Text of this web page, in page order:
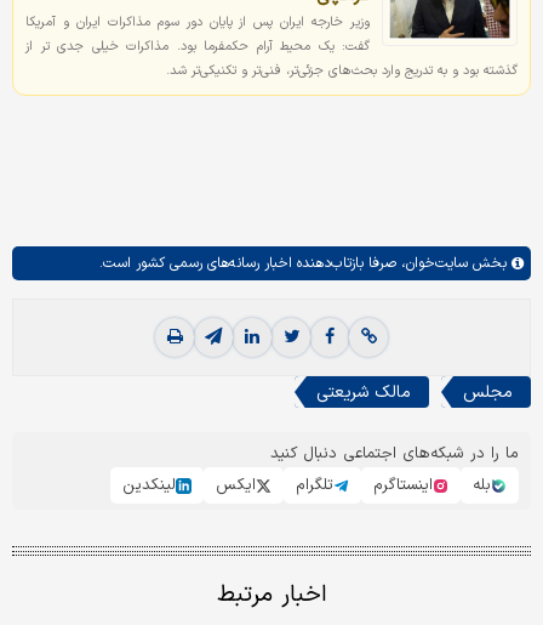
وزیر خارجه ایران پس از پایان دور سوم مذاکرات ایران و آمریکا
گفت: یک محیط آرام حکمفرما بود. مذاکرات خیلی جدی تر از
گذشته بود و به تدریج وارد بحث‌های جزئی‌تر، فنی‌تر و تکنیکی‌تر شد.
بخش سایت‌خوان، صرفا بازتاب‌دهنده اخبار رسانه‌های رسمی کشور است.
مجلس مالک شریعتی
ما را در شبکه‌های اجتماعی دنبال کنید
بله
اینستاگرم تلگرام ایکس لینکدین
اخبار مرتبط